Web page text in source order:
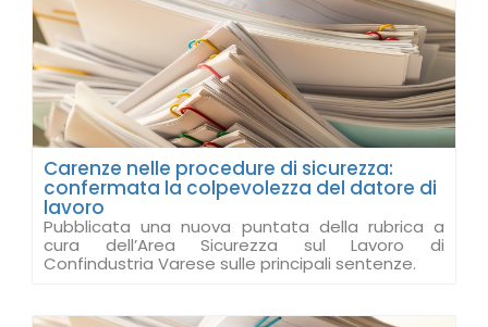
Carenze nelle procedure di sicurezza:
confermata la colpevolezza del datore di
lavoro
Pubblicata una nuova puntata della rubrica a
cura dell’Area Sicurezza sul Lavoro di
Confindustria Varese sulle principali sentenze.